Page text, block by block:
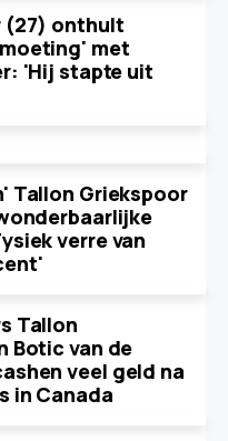
(27) onthult
met
'Hij stapte uit
Tallon Griekspoor
verre van
Tallon
Botic van de
veel geld na
in Canada